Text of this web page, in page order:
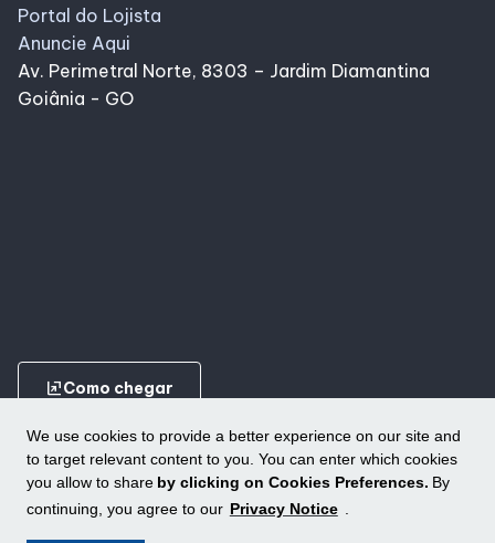
We use cookies to provide a better experience on our site and
to target relevant content to you. You can enter which cookies
you allow to share by clicking on Cookies Preferences. By
continuing, you agree to our Privacy Notice .
Alimentação
Portal do Lojista
Anuncie Aqui
Av. Perimetral Norte, 8303 – Jardim Diamantina
Goiânia - GO
ungroupComo chegar